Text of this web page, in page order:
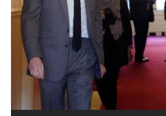
Follow
Kabarbaru